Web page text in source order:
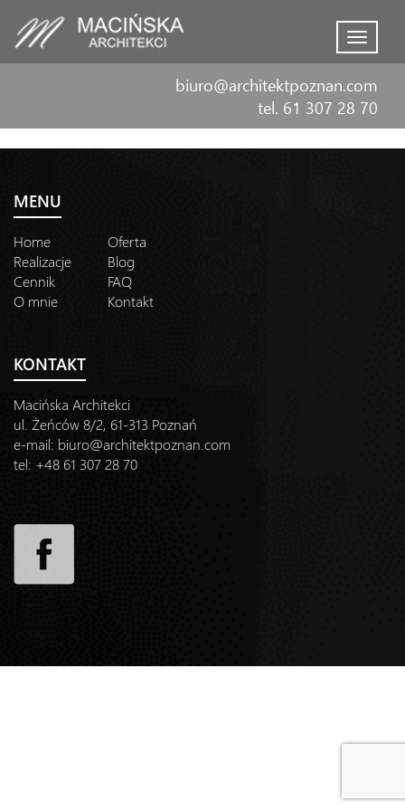
Menu
biuro@architektpoznan.com
tel. 61 307 28 70
MENU
Home
Oferta
Realizacje
Blog
Cennik
FAQ
O mnie
Kontakt
KONTAKT
Macińska Architekci
ul. Żeńców 8/2, 61-313 Poznań
e-mail: biuro@architektpoznan.com
tel: +48 61 307 28 70